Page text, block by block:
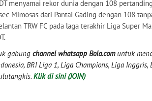
menyamai rekor dunia dengan 108
Mimosas dari Pantai Gading dengan 108
TRW FC pada laga terakhir Liga Super
gabung channel whatsapp Bola.comuntuk
BRI Liga 1, Liga Champions, Liga
Klik di sini (JOIN)